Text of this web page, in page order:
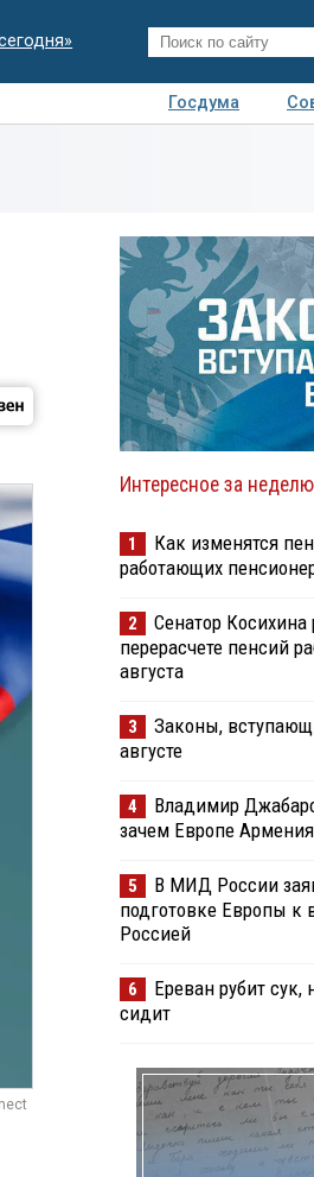
Госдума
Интересное за неделю
1
Как изменятся
работающих
2
Сенатор Косихина
перерасчете пенсий
августа
3
Законы,
августе
4
Владимир
зачем Европе Армения
5
В МИД России
подготовке Европы к
Россией
6
Ереван рубит сук,
сидит